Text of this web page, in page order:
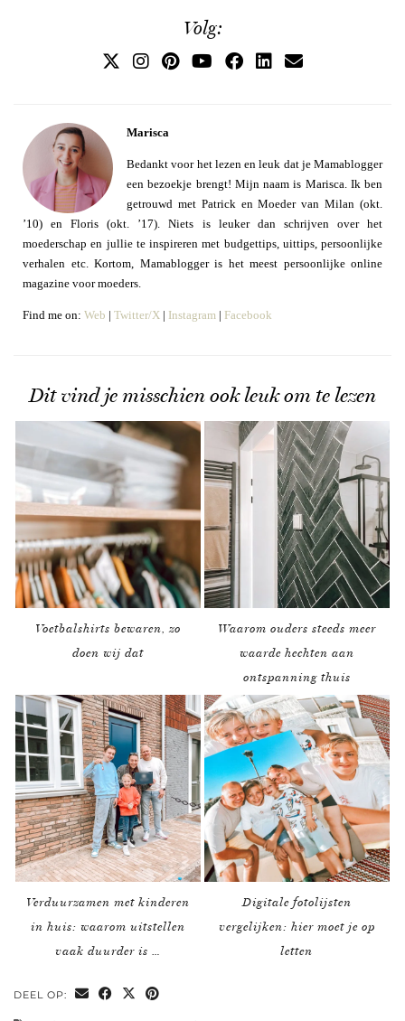
Volg:
Marisca
Bedankt voor het lezen en leuk dat je Mamablogger
een bezoekje brengt! Mijn naam is Marisca. Ik ben
getrouwd met Patrick en Moeder van Milan (okt.
’10) en Floris (okt. ’17). Niets is leuker dan schrijven over het
moederschap en jullie te inspireren met budgettips, uittips, persoonlijke
verhalen etc. Kortom, Mamablogger is het meest persoonlijke online
magazine voor moeders.
Find me on: Web | Twitter/X | Instagram | Facebook
Dit vind je misschien ook leuk om te lezen
Voetbalshirts bewaren, zo
doen wij dat
Waarom ouders steeds meer
waarde hechten aan
ontspanning thuis
Verduurzamen met kinderen
in huis: waarom uitstellen
vaak duurder is …
Digitale fotolijsten
vergelijken: hier moet je op
letten
DEEL OP: